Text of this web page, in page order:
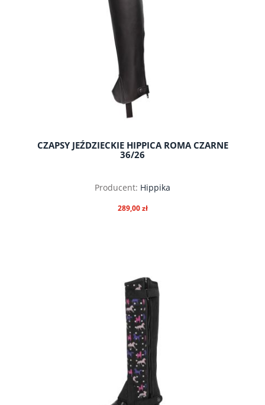
CZAPSY JEŹDZIECKIE HIPPICA ROMA CZARNE
36/26
Producent: Hippika
289,00 zł
do koszyka